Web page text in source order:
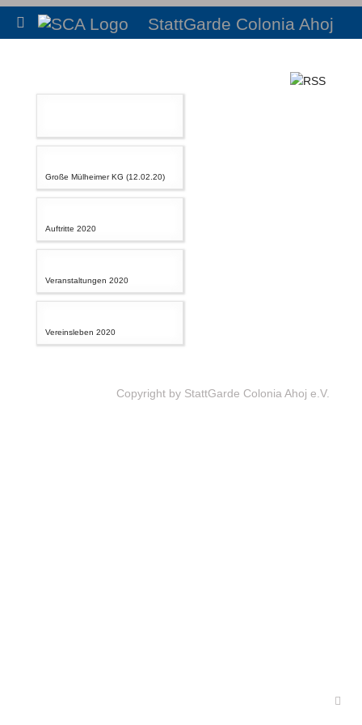
StattGarde Colonia Ahoj
Große Mülheimer KG (12.02.20)
Auftritte 2020
Veranstaltungen 2020
Vereinsleben 2020
Copyright by StattGarde Colonia Ahoj e.V.